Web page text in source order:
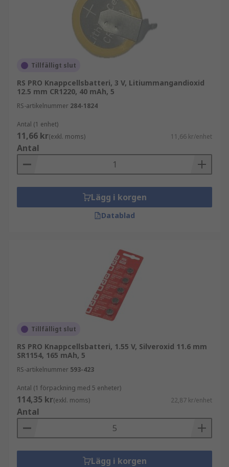
Tillfälligt slut
RS PRO Knappcellsbatteri, 3 V, Litiummangandioxid
12.5 mm CR1220, 40 mAh, 5
RS-artikelnummer 284-1824
Antal (1 enhet)
11,66 kr(exkl. moms) 11,66 kr/enhet
Antal
Lägg i korgen
Datablad
Tillfälligt slut
RS PRO Knappcellsbatteri, 1.55 V, Silveroxid 11.6 mm
SR1154, 165 mAh, 5
RS-artikelnummer 593-423
Antal (1 förpackning med 5 enheter)
114,35 kr(exkl. moms) 22,87 kr/enhet
Antal
Lägg i korgen